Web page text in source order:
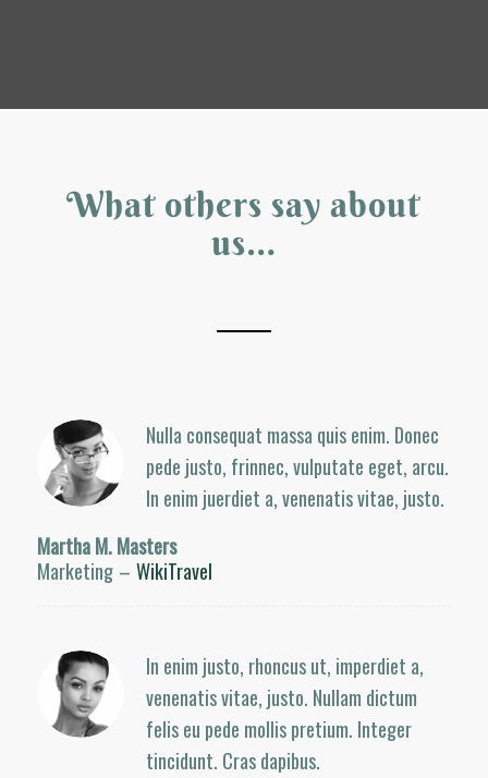
What others say about
us…
Nulla consequat massa quis enim. Donec
pede justo, frinnec, vulputate eget, arcu.
In enim juerdiet a, venenatis vitae, justo.
Martha M. Masters
Marketing – WikiTravel
In enim justo, rhoncus ut, imperdiet a,
venenatis vitae, justo. Nullam dictum
felis eu pede mollis pretium. Integer
tincidunt. Cras dapibus.